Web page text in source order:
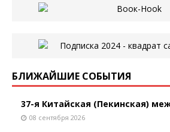
БЛИЖАЙШИЕ СОБЫТИЯ
37-я Китайская (Пекинская)
08 сентября 2026